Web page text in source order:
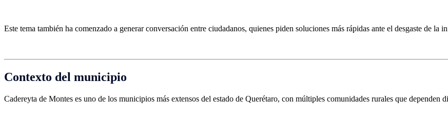
Este tema también ha comenzado a generar conversación entre ciudadanos, quienes piden soluciones más rápidas ante el desgaste de la
Contexto del municipio
Cadereyta de Montes es uno de los municipios más extensos del estado de Querétaro, con múltiples comunidades rurales que dependen